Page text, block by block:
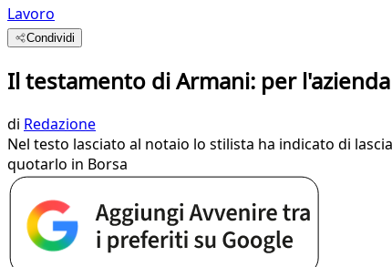
Lavoro
Condividi
Il testamento di Armani: per
di Redazione
Nel testo lasciato al notaio lo stilista ha indicato di
quotarlo in Borsa